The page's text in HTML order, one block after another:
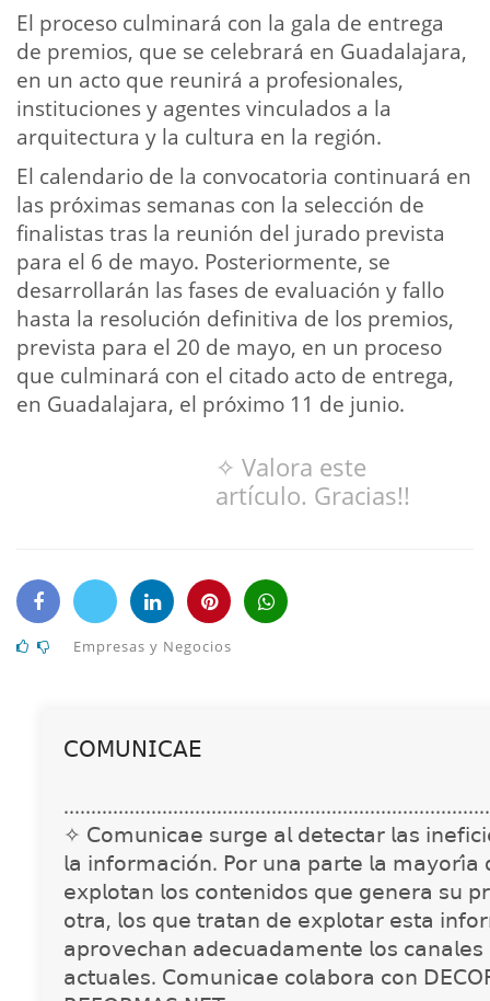
El proceso culminará con la gala de entrega
de premios, que se celebrará en Guadalajara,
en un acto que reunirá a profesionales,
instituciones y agentes vinculados a la
arquitectura y la cultura en la región.
El calendario de la convocatoria continuará en
las próximas semanas con la selección de
finalistas tras la reunión del jurado prevista
para el 6 de mayo. Posteriormente, se
desarrollarán las fases de evaluación y fallo
hasta la resolución definitiva de los premios,
prevista para el 20 de mayo, en un proceso
que culminará con el citado acto de entrega,
en Guadalajara, el próximo 11 de junio.
✧ Valora este
artículo. Gracias!!
Empresas y Negocios
𝖢𝖮𝖬𝖴𝖭𝖨𝖢𝖠𝖤
✧ 𝖢𝗈𝗆𝗎𝗇𝗂𝖼𝖺𝖾 𝗌𝗎𝗋𝗀𝖾 𝖺𝗅 𝖽𝖾𝗍𝖾𝖼𝗍𝖺𝗋 𝗅𝖺𝗌
𝗅𝖺 𝗂𝗇𝖿𝗈𝗋𝗆𝖺𝖼𝗂𝗈́𝗇. 𝖯𝗈𝗋 𝗎𝗇𝖺 𝗉𝖺𝗋𝗍𝖾 𝗅𝖺
𝖾𝗑𝗉𝗅𝗈𝗍𝖺𝗇 𝗅𝗈𝗌 𝖼𝗈𝗇𝗍𝖾𝗇𝗂𝖽𝗈𝗌 𝗊𝗎𝖾 𝗀𝖾𝗇𝖾𝗋𝖺 𝗌𝗎
𝗈𝗍𝗋𝖺, 𝗅𝗈𝗌 𝗊𝗎𝖾 𝗍𝗋𝖺𝗍𝖺𝗇 𝖽𝖾 𝖾𝗑𝗉𝗅𝗈𝗍𝖺𝗋 𝖾𝗌𝗍𝖺
𝖺𝗉𝗋𝗈𝗏𝖾𝖼𝗁𝖺𝗇 𝖺𝖽𝖾𝖼𝗎𝖺𝖽𝖺𝗆𝖾𝗇𝗍𝖾 𝗅𝗈𝗌
𝖺𝖼𝗍𝗎𝖺𝗅𝖾𝗌. 𝖢𝗈𝗆𝗎𝗇𝗂𝖼𝖺𝖾 𝖼𝗈𝗅𝖺𝖻𝗈𝗋𝖺 𝖼𝗈𝗇